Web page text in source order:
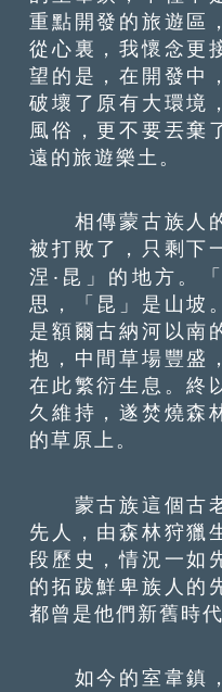
重點開發的旅遊區
從心裏，我懷念更
望的是，在開發中
破壞了原有大環境
風俗，更不要丟棄
遠的旅遊樂土。
相傳蒙古族人的
被打敗了，只剩下
涅‧昆」的地方。
思，「昆」是山坡
是額爾古納河以南
抱，中間草場豐盛
在此繁衍生息。終
久維持，遂焚燒森
的草原上。
蒙古族這個古老
先人，由森林狩獵
段歷史，情況一如
的拓跋鮮卑族人的
都曾是他們新舊時
如今的室韋鎮，